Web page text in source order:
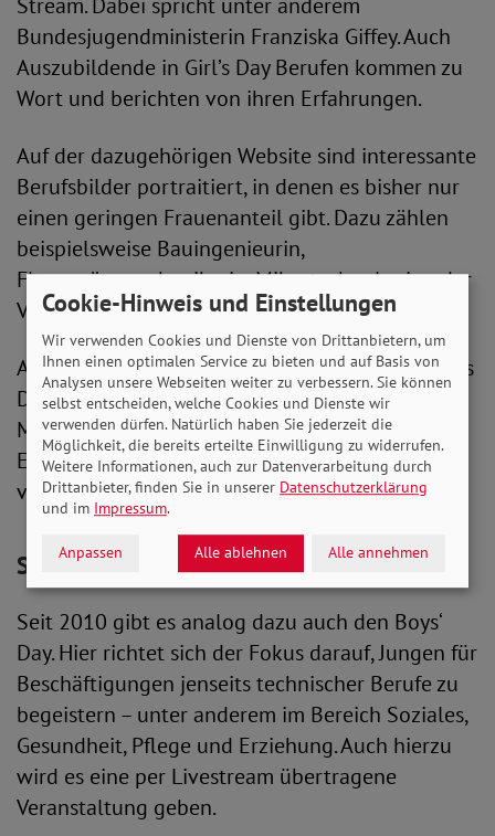
Bundesjugendministerin Franziska Giffey. Auch
Auszubildende in Girl’s Day Berufen kommen zu
Wort und berichten von ihren Erfahrungen.
Auf der dazugehörigen Website sind interessante
Berufsbilder portraitiert, in denen es bisher nur
einen geringen Frauenanteil gibt. Dazu zählen
beispielsweise Bauingenieurin,
Fluggerätemechanikerin, Mikrotechnologin oder
Verfahrenstechnikerin.
Auch der SoVD beteiligte sich mehrfach am Girl’s
Day. 2018 öffnete er seine Türen, um unter dem
Motto „Frauen in Führungspositionen“ einen
Eindruck von der Arbeit des Verbandes zu
vermitteln.
Seit 2010 auch "Boys' Day"
Seit 2010 gibt es analog dazu auch den Boys‘
Day. Hier richtet sich der Fokus darauf, Jungen für
Beschäftigungen jenseits technischer Berufe zu
begeistern – unter anderem im Bereich Soziales,
Gesundheit, Pflege und Erziehung. Auch hierzu
wird es eine per Livestream übertragene
Veranstaltung geben.
Cookie-Hinweis und Einstellungen
Wir verwenden Cookies und Dienste von Drittanbietern, um
Ihnen einen optimalen Service zu bieten und auf Basis von
Analysen unsere Webseiten weiter zu verbessern. Sie können
selbst entscheiden, welche Cookies und Dienste wir
verwenden dürfen. Natürlich haben Sie jederzeit die
Möglichkeit, die bereits erteilte Einwilligung zu widerrufen.
Weitere Informationen, auch zur Datenverarbeitung durch
Drittanbieter, finden Sie in unserer Datenschutzerklärung
und im Impressum.
Anpassen Alle ablehnen Alle annehmen